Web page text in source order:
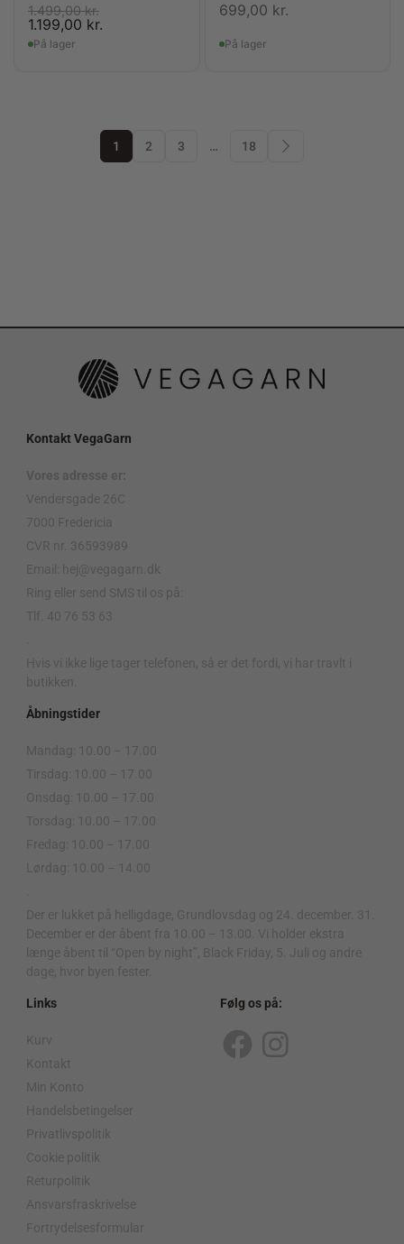
1.499,00kr.
1.199,00 kr.
På lager
699,00 kr.
På lager
1 2 3 … 18
Kontakt VegaGarn
Vores adresse er:
Vendersgade 26C
7000 Fredericia
CVR nr. 36593989
Email: hej@vegagarn.dk
Ring eller send SMS til os på:
Tlf. 40 76 53 63
Hvis vi ikke lige tager telefonen, så er det fordi, vi har travlt i
butikken.
Åbningstider
Mandag: 10.00 – 17.00
Tirsdag: 10.00 – 17.00
Onsdag: 10.00 – 17.00
Torsdag: 10.00 – 17.00
Fredag: 10.00 – 17.00
Lørdag: 10.00 – 14.00
Der er lukket på helligdage, Grundlovsdag og 24. december. 31.
December er der åbent fra 10.00 – 13.00. Vi holder ekstra
længe åbent til “Open by night”, Black Friday, 5. Juli og andre
dage, hvor byen fester.
Links
Kurv
Kontakt
Min Konto
Handelsbetingelser
Privatlivspolitik
Cookie politik
Returpolitik
Ansvarsfraskrivelse
Fortrydelsesformular
Følg os på:
F
I